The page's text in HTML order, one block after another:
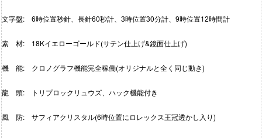
文字盤: 6時位置秒針、長針60秒計、3時位置30分計、9時位置12時間計
素 材: 18Kイエローゴールド(サテン仕上げ&鏡面仕上げ)
機 能: クロノグラフ機能完全稼働(オリジナルと全く同じ動き)
龍 頭: トリプロックリュウズ、ハック機能付き
風 防: サフィアクリスタル(6時位置にロレックス王冠透かし入り)